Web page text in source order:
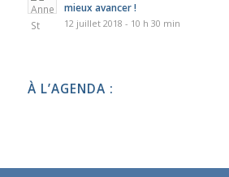
mieux avancer !
12 juillet 2018 - 10 h 30 min
À L’AGENDA :